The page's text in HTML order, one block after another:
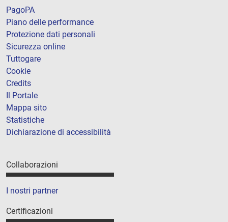
PagoPA
Piano delle performance
Protezione dati personali
Sicurezza online
Tuttogare
Cookie
Credits
Il Portale
Mappa sito
Statistiche
Dichiarazione di accessibilità
Collaborazioni
I nostri partner
Certificazioni